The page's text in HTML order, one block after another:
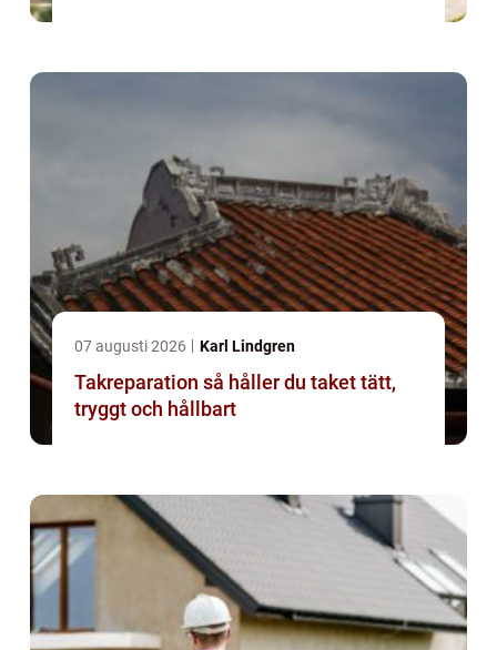
07 augusti 2026 Karl Lindgren
Takreparation så håller du taket tätt,
tryggt och hållbart